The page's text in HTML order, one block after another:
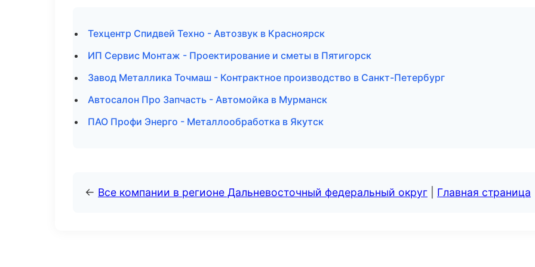
Техцентр Спидвей Техно - Автозвук в Красноярск
ИП Сервис Монтаж - Проектирование и сметы в Пятигорск
Завод Металлика Точмаш - Контрактное производство в Санкт-Петербург
Автосалон Про Запчасть - Автомойка в Мурманск
ПАО Профи Энерго - Металлообработка в Якутск
← Все компании в регионе Дальневосточный федеральный округ Главная страница